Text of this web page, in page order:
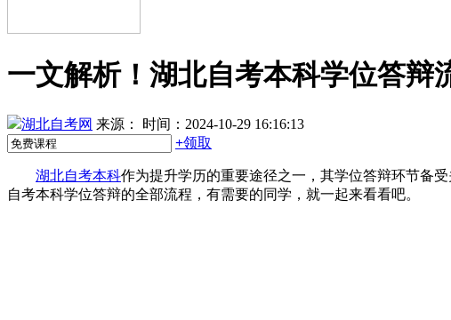
一文解析！湖北自考本科学位答辩
湖北自考网 来源：
时间：2024-10-29 16:16:13
+领取
湖北自考本科作为提升学历的重要途径之一，其学位答辩环节备
自考本科学位答辩的全部流程，有需要的同学，就一起来看看吧。